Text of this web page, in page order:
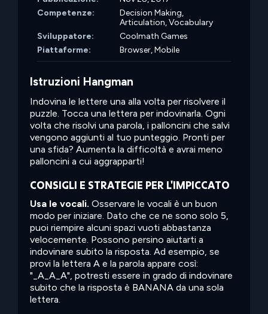
Competenze:
Decision Making,
Articulation,Vocabulary
Sviluppatore:
Coolmath Games
Piattaforme:
Browser, Mobile
Istruzioni Hangman
Indovina le lettere una alla volta per risolvere il
puzzle. Tocca una lettera per indovinarla. Ogni
volta che risolvi una parola, i palloncini che salvi
vengono aggiunti al tuo punteggio. Pronti per
una sfida? Aumenta la difficoltà e avrai meno
palloncini a cui aggrapparti!
CONSIGLI E STRATEGIE PER L'IMPICCATO
Usa le vocali. Osservare le vocali è un buon
modo per iniziare. Dato che ce ne sono solo 5,
puoi riempire alcuni spazi vuoti abbastanza
velocemente. Possono persino aiutarti a
indovinare subito la risposta. Ad esempio, se
provi la lettera A e la parola appare così:
"_A_A_A", potresti essere in grado di indovinare
subito che la risposta è BANANA da una sola
lettera.